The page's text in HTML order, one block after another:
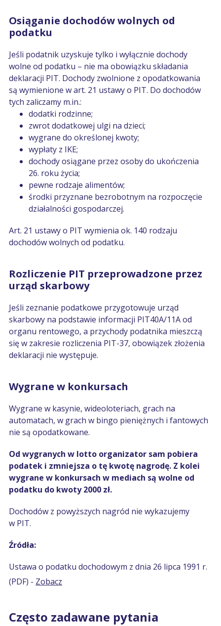
Osiąganie dochodów wolnych od
podatku
Jeśli podatnik uzyskuje tylko i wyłącznie dochody
wolne od podatku – nie ma obowiązku składania
deklaracji PIT. Dochody zwolnione z opodatkowania
są wymienione w art. 21 ustawy o PIT. Do dochodów
tych zaliczamy m.in.:
dodatki rodzinne;
zwrot dodatkowej ulgi na dzieci;
wygrane do określonej kwoty;
wypłaty z IKE;
dochody osiągane przez osoby do ukończenia
26. roku życia;
pewne rodzaje alimentów;
środki przyznane bezrobotnym na rozpoczęcie
działalności gospodarczej.
Art. 21 ustawy o PIT wymienia ok. 140 rodzaju
dochodów wolnych od podatku.
Rozliczenie PIT przeprowadzone przez
urząd skarbowy
Jeśli zeznanie podatkowe przygotowuje urząd
skarbowy na podstawie informacji PIT40A/11A od
organu rentowego, a przychody podatnika mieszczą
się w zakresie rozliczenia PIT-37, obowiązek złożenia
deklaracji nie występuje.
Wygrane w konkursach
Wygrane w kasynie, wideoloteriach, grach na
automatach, w grach w bingo pieniężnych i fantowych
nie są opodatkowane.
Od wygranych w lotto organizator sam pobiera
podatek i zmniejsza o tę kwotę nagrodę. Z kolei
wygrane w konkursach w mediach są wolne od
podatku do kwoty 2000 zł.
Dochodów z powyższych nagród nie wykazujemy
w PIT.
Źródła:
Ustawa o podatku dochodowym z dnia 26 lipca 1991 r.
(PDF) - Zobacz
Często zadawane pytania